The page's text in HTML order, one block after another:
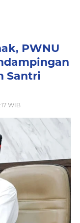
PWNU
Santri
WIB